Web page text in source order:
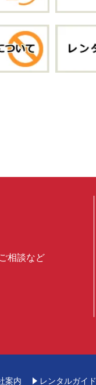
相談など
案内 レンタルガイド